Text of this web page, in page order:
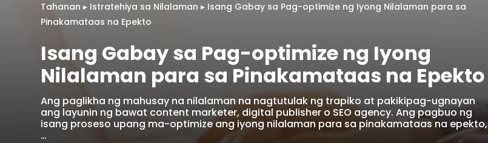
Tahanan ▸ Istratehiya sa Nilalaman ▸ Isang Gabay sa Pag-optimize ng Iyong Nilalaman para sa
Pinakamataas na Epekto
Isang Gabay sa Pag-optimize ng Iyong
Nilalaman para sa Pinakamataas na Epekto
Ang paglikha ng mahusay na nilalaman na nagtutulak ng trapiko at pakikipag-ugnayan
ang layunin ng bawat content marketer, digital publisher o SEO agency. Ang pagbuo ng
isang proseso upang ma-optimize ang iyong nilalaman para sa pinakamataas na epekto,
…